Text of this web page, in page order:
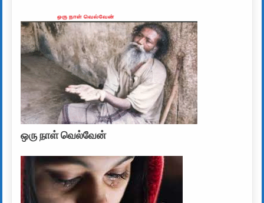
ஒரு நாள் வெல்வேன்